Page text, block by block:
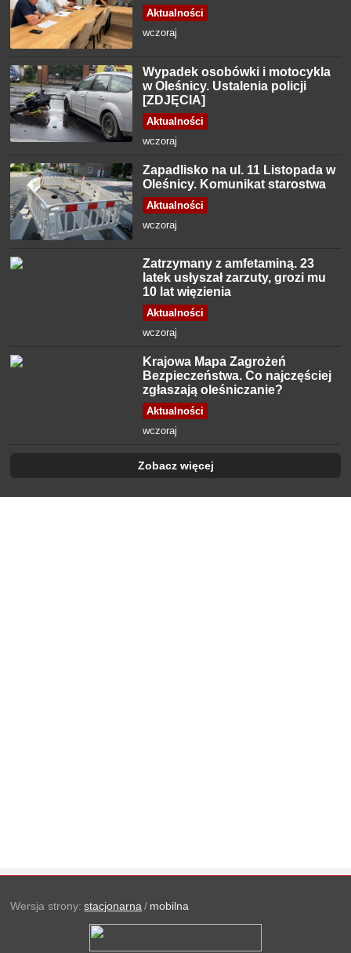
Aktualności
wczoraj
Wypadek osobówki i motocykla
w Oleśnicy. Ustalenia policji
[ZDJĘCIA]
Aktualności
wczoraj
Zapadlisko na ul. 11 Listopada w
Oleśnicy. Komunikat starostwa
Aktualności
wczoraj
Zatrzymany z amfetaminą. 23
latek usłyszał zarzuty, grozi mu
10 lat więzienia
Aktualności
wczoraj
Krajowa Mapa Zagrożeń
Bezpieczeństwa. Co najczęściej
zgłaszają oleśniczanie?
Aktualności
wczoraj
Zobacz więcej
Wersja strony: stacjonarna / mobilna